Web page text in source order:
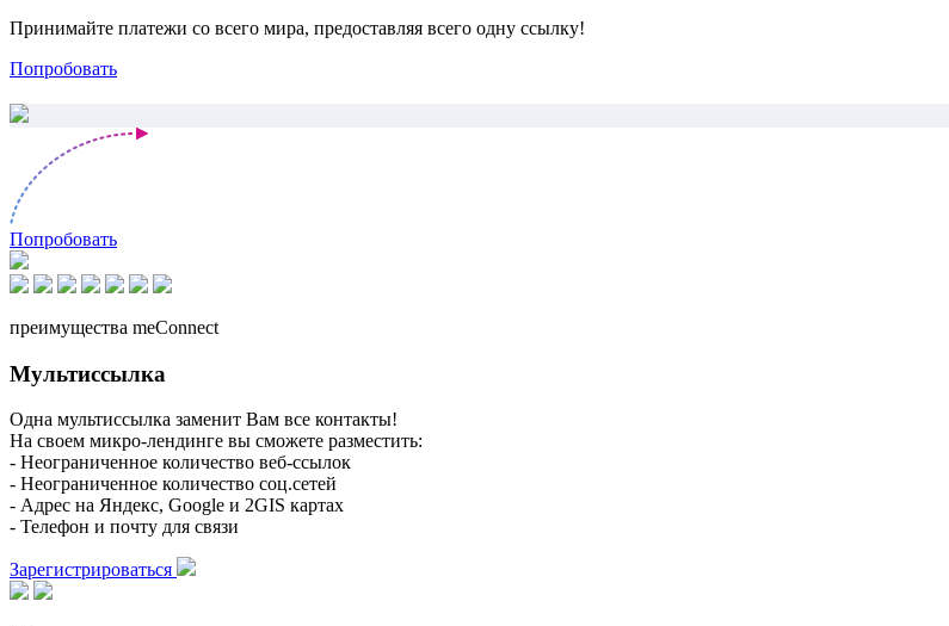
Принимайте платежи со всего мира, предоставляя всего одну ссылку!
Попробовать
Попробовать
преимущества meConnect
Мультиссылка
Одна мультиссылка заменит Вам все контакты!
На своем микро-лендинге вы сможете разместить:
- Неограниченное количество веб-ссылок
- Неограниченное количество соц.сетей
- Адрес на Яндекс, Google и 2GIS картах
- Телефон и почту для связи
Зарегистрироваться